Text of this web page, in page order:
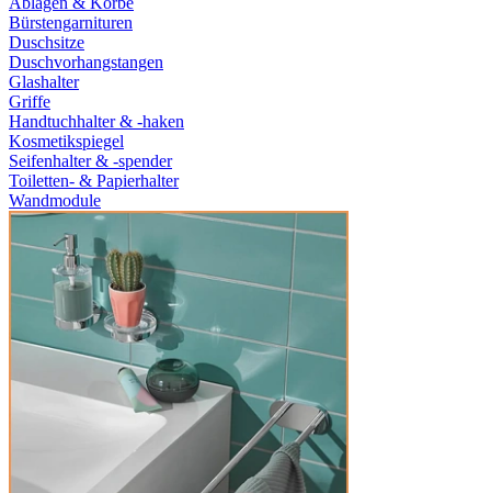
Bürstengarnituren
Duschsitze
Duschvorhangstangen
Glashalter
Griffe
Handtuchhalter & -haken
Kosmetikspiegel
Seifenhalter & -spender
Toiletten- & Papierhalter
Wandmodule